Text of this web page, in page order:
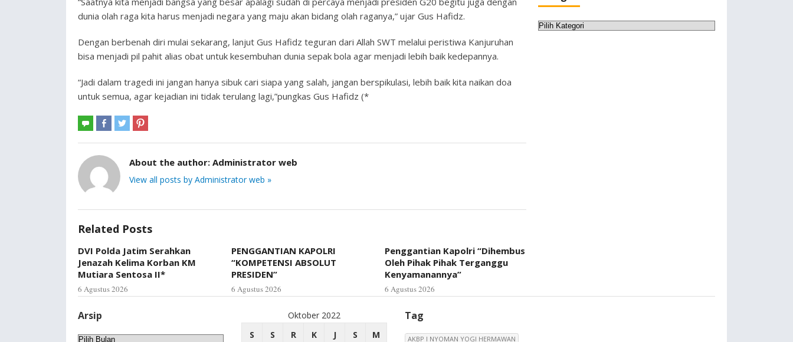
dunia olah raga kita harus menjadi negara yang maju akan bidang olah raganya,” ujar Gus Hafidz.
Dengan berbenah diri mulai sekarang, lanjut Gus Hafidz teguran dari Allah SWT melalui peristiwa Kanjuruhan
bisa menjadi pil pahit alias obat untuk kesembuhan dunia sepak bola agar menjadi lebih baik kedepannya.
“Jadi dalam tragedi ini jangan hanya sibuk cari siapa yang salah, jangan berspikulasi, lebih baik kita naikan doa
untuk semua, agar kejadian ini tidak terulang lagi,”pungkas Gus Hafidz (*
About the author: Administrator web
View all posts by Administrator web »
Related Posts
DVI Polda Jatim Serahkan
Jenazah Kelima Korban KM
Mutiara Sentosa II*
6 Agustus 2026
PENGGANTIAN KAPOLRI
“KOMPETENSI ABSOLUT
PRESIDEN”
6 Agustus 2026
Penggantian Kapolri “Dihembus
Oleh Pihak Pihak Terganggu
Kenyamanannya”
6 Agustus 2026
Kategori
Arsip
Arsip
Oktober 2022
S
S R K J S M
Tag
AKBP I NYOMAN YOGI HERMAWAN